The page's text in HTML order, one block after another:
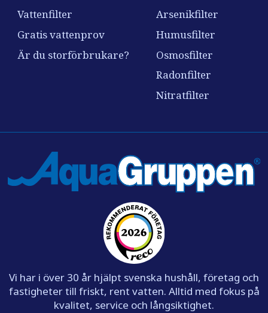
Vattenfilter
Gratis vattenprov
Är du storförbrukare?
Arsenikfilter
Humusfilter
Osmosfilter
Radonfilter
Nitratfilter
Vi har i över 30 år hjälpt svenska hushåll, företag och
fastigheter till friskt, rent vatten. Alltid med fokus på
kvalitet, service och långsiktighet.